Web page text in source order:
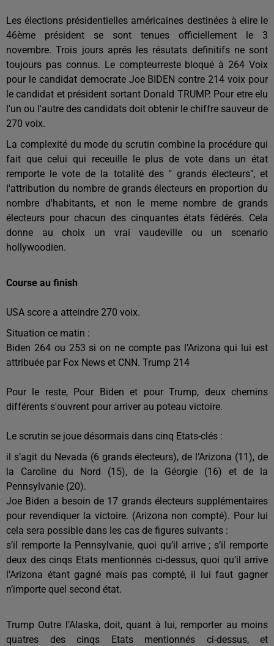
Les élections présidentielles américaines destinées à elire le
46ème président se sont tenues officiellement le 3
novembre. Trois jours aprés les résutats definitifs ne sont
toujours pas connus. Le compteurreste bloqué à 264 Voix
pour le candidat democrate Joe BIDEN contre 214 voix pour
le candidat et président sortant Donald TRUMP. Pour etre elu
l'un ou l'autre des candidats doit obtenir le chiffre sauveur de
270 voix.
La complexité du mode du scrutin combine la procédure qui
fait que celui qui receuille le plus de vote dans un état
remporte le vote de la totalité des " grands électeurs", et
l'attribution du nombre de grands électeurs en proportion du
nombre d'habitants, et non le meme nombre de grands
électeurs pour chacun des cinquantes états fédérés. Cela
donne au choix un vrai vaudeville ou un scenario
hollywoodien.
Course au finish
USA score a atteindre 270 voix.
Situation ce matin :
Biden 264 ou 253 si on ne compte pas l’Arizona qui lui est
attribuée par Fox News et CNN. Trump 214
Pour le reste, Pour Biden et pour Trump, deux chemins
différents s'ouvrent pour arriver au poteau victoire.
Le scrutin se joue désormais dans cinq Etats-clés :
il s’agit du Nevada (6 grands électeurs), de l’Arizona (11), de
la Caroline du Nord (15), de la Géorgie (16) et de la
Pennsylvanie (20).
Joe Biden a besoin de 17 grands électeurs supplémentaires
pour revendiquer la victoire. (Arizona non compté). Pour lui
cela sera possible dans les cas de figures suivants :
s’il remporte la Pennsylvanie, quoi qu’il arrive ; s’il remporte
deux des cinqs Etats mentionnés ci-dessus, quoi qu’il arrive
l'Arizona étant gagné mais pas compté, il lui faut gagner
n’importe quel second état.
Trump Outre l’Alaska, doit, quant à lui, remporter au moins
quatres des cinqs Etats mentionnés ci-dessus, et